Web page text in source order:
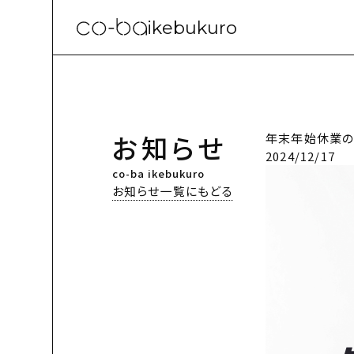
ikebukuro
お知らせ
co-ba ikebukuro
お知らせ一覧にもどる
年末年始休業
2024/12/17